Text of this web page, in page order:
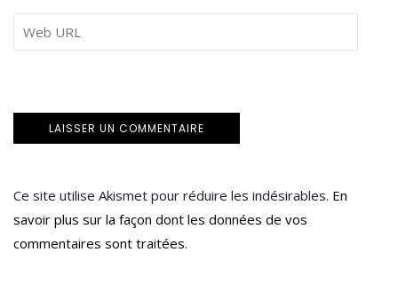
Ce site utilise Akismet pour réduire les indésirables. En
savoir plus sur la façon dont les données de vos
commentaires sont traitées.